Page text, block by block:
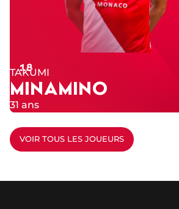
TAKUMI
MINAMINO
Numéro
18
31 ans
VOIR TOUS LES JOUEURS